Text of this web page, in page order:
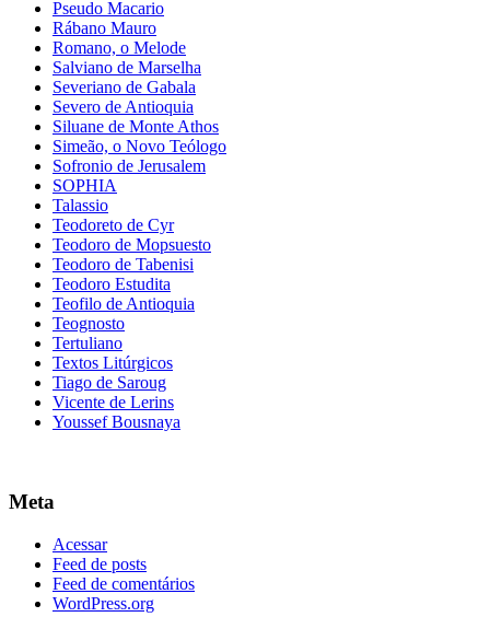
Pseudo Macario
Rábano Mauro
Romano, o Melode
Salviano de Marselha
Severiano de Gabala
Severo de Antioquia
Siluane de Monte Athos
Simeão, o Novo Teólogo
Sofronio de Jerusalem
SOPHIA
Talassio
Teodoreto de Cyr
Teodoro de Mopsuesto
Teodoro de Tabenisi
Teodoro Estudita
Teofilo de Antioquia
Teognosto
Tertuliano
Textos Litúrgicos
Tiago de Saroug
Vicente de Lerins
Youssef Bousnaya
Meta
Acessar
Feed de posts
Feed de comentários
WordPress.org